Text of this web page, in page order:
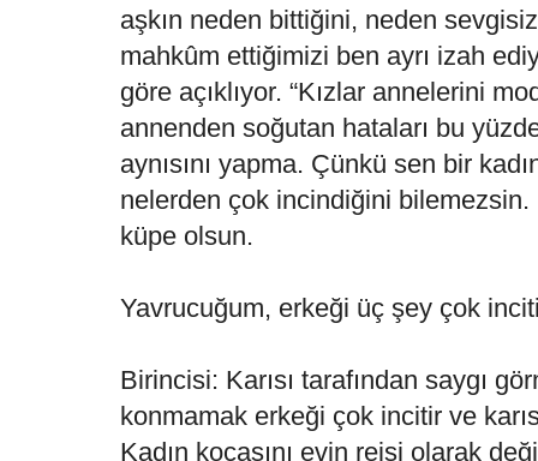
aşkın neden bittiğini, neden
mahkûm ettiğimizi ben ayrı izah
göre açıklıyor. “Kızlar annelerini
annenden soğutan hataları bu
aynısını yapma. Çünkü sen bir
nelerden çok incindiğini bilemezsin.
küpe olsun.
Yavrucuğum, erkeği üç şey çok
Birincisi: Karısı tarafından saygı
konmamak erkeği çok incitir ve
Kadın kocasını evin reisi olarak